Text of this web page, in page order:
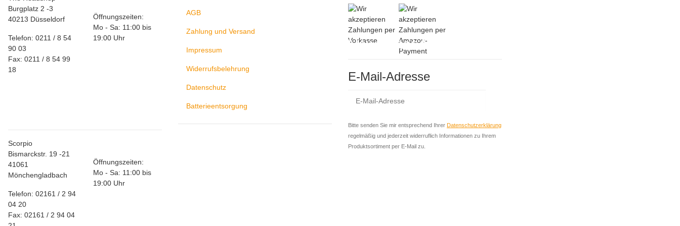
Burgplatz 2 -3
40213 Düsseldorf
Telefon: 0211 / 8 54
90 03
Fax: 0211 / 8 54 99
18
Öffnungszeiten:
Mo - Sa: 11:00 bis
19:00 Uhr
Scorpio
Bismarckstr. 19 -21
41061
Mönchengladbach
Telefon: 02161 / 2 94
04 20
Fax: 02161 / 2 94 04
Öffnungszeiten:
Mo - Sa: 11:00 bis
19:00 Uhr
AGB
Zahlung und Versand
Impressum
Widerrufsbelehrung
Datenschutz
Batterieentsorgung
Newsletter Abonnieren
E-Mail-Adresse
Bitte senden Sie mir entsprechend Ihrer Datenschutzerklärung
regelmäßig und jederzeit widerruflich Informationen zu Ihrem
Produktsortiment per E-Mail zu.